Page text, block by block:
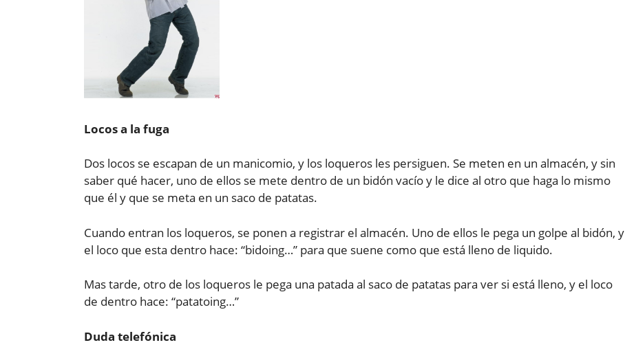
Locos a la fuga
Dos locos se escapan de un manicomio, y los loqueros les persiguen. Se meten en un almacén, y sin
saber qué hacer, uno de ellos se mete dentro de un bidón vacío y le dice al otro que haga lo mismo
que él y que se meta en un saco de patatas.
Cuando entran los loqueros, se ponen a registrar el almacén. Uno de ellos le pega un golpe al bidón, y
el loco que esta dentro hace: “bidoing…” para que suene como que está lleno de liquido.
Mas tarde, otro de los loqueros le pega una patada al saco de patatas para ver si está lleno, y el loco
de dentro hace: “patatoing…”
Duda telefónica